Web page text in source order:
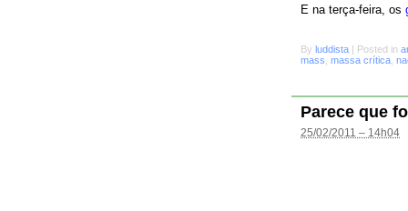
E na terça-feira, os
By luddista | Posted in
mass massa crítica
Parece que
25/02/2011 – 14h04